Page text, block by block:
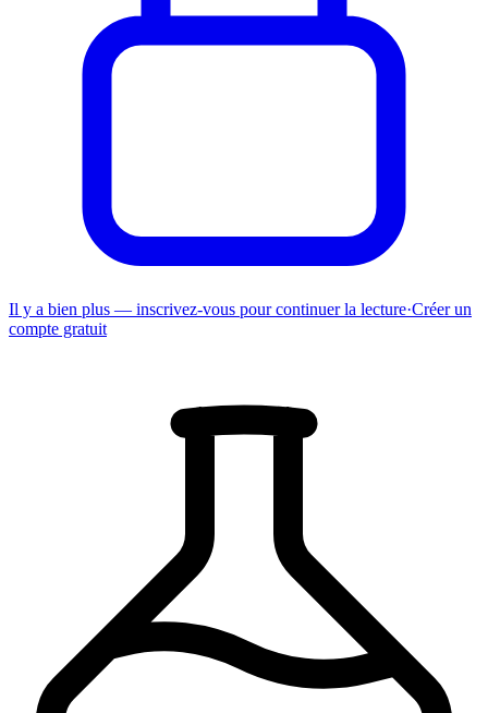
Il y a bien plus — inscrivez-vous pour continuer la lecture·Créer un
compte gratuit